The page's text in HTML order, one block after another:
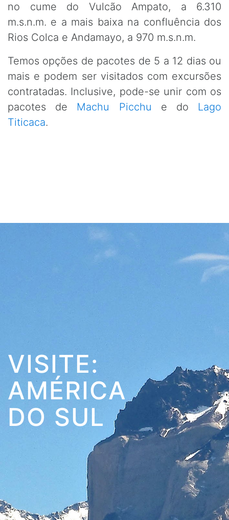
no cume do Vulcão Ampato, a 6.310
m.s.n.m. e a mais baixa na confluência dos
Rios Colca e Andamayo, a 970 m.s.n.m.
Temos opções de pacotes de 5 a 12 dias ou
mais e podem ser visitados com excursões
contratadas. Inclusive, pode-se unir com os
pacotes de Machu Picchu e do Lago
Titicaca.
VISITE:
AMÉRICA
DO SUL